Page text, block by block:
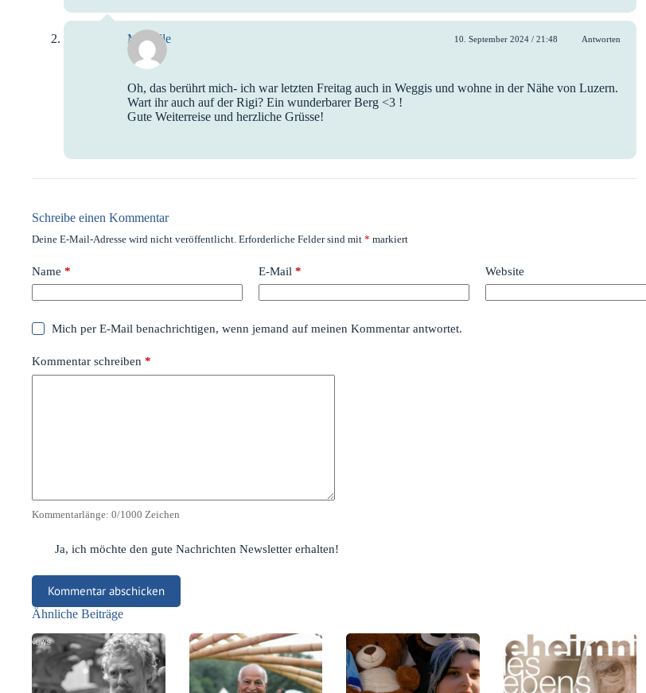
Michelle 10. September 2024 / 21:48 Antworten
Oh, das berührt mich- ich war letzten Freitag auch in Weggis und wohne in der Nähe von Luzern.
Wart ihr auch auf der Rigi? Ein wunderbarer Berg <3 !
Gute Weiterreise und herzliche Grüsse!
Schreibe einen Kommentar
Deine E-Mail-Adresse wird nicht veröffentlicht. Erforderliche Felder sind mit * markiert
Name * E-Mail * Website
Mich per E-Mail benachrichtigen, wenn jemand auf meinen Kommentar antwortet.
Kommentar schreiben *
Kommentarlänge: 0/1000 Zeichen
Ja, ich möchte den gute Nachrichten Newsletter erhalten!
Kommentar abschicken
Ähnliche Beiträge